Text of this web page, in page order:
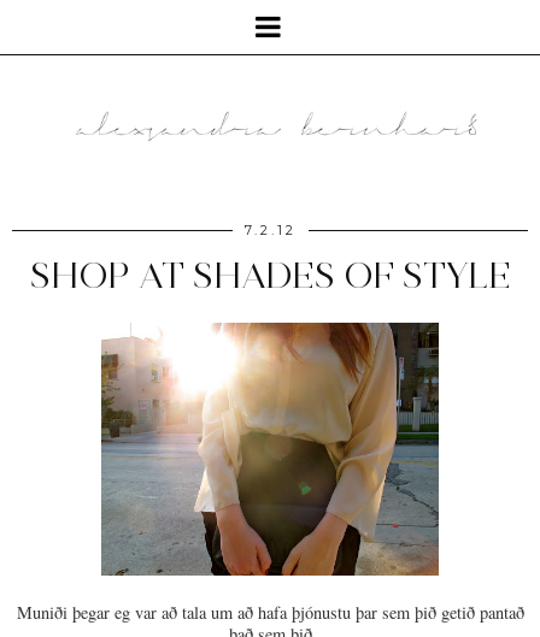
7.2.12
SHOP AT SHADES OF STYLE
Muniði þegar eg var að tala um að hafa þjónustu þar sem þið getið pantað